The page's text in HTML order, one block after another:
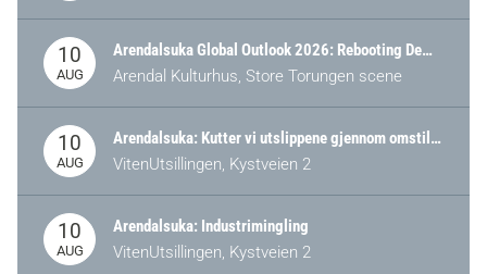
10
AUG
Arendalsuka Global Outlook 2026: Rebooting Democracy for a New World Order
Arendal Kulturhus, Store Torungen scene
10
AUG
Arendalsuka: Kutter vi utslippene gjennom omstilling – eller tap av industri?
VitenUtsillingen, Kystveien 2
10
AUG
Arendalsuka: Industrimingling
VitenUtsillingen, Kystveien 2